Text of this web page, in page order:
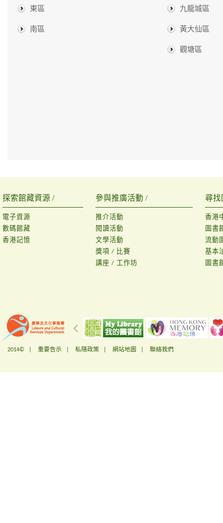
東區
南區
九龍城區
黃大仙區
觀塘區
探索館藏資源 /
電子資源
數碼館藏
香港記憶
參與推廣活動 /
推介活動
閱讀活動
文學活動
獎項 / 比賽
講座 / 工作坊
尋找
香港
圖書
流動
基本
圖書
2014© | 重要告示 私隱政策 網站地圖 聯絡我們